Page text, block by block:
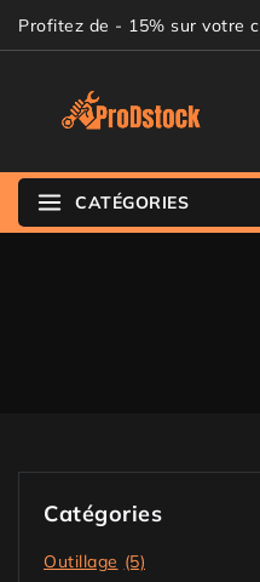
Profitez de - 15% sur votre
CATÉGORIES
Catégories
Outillage (5)